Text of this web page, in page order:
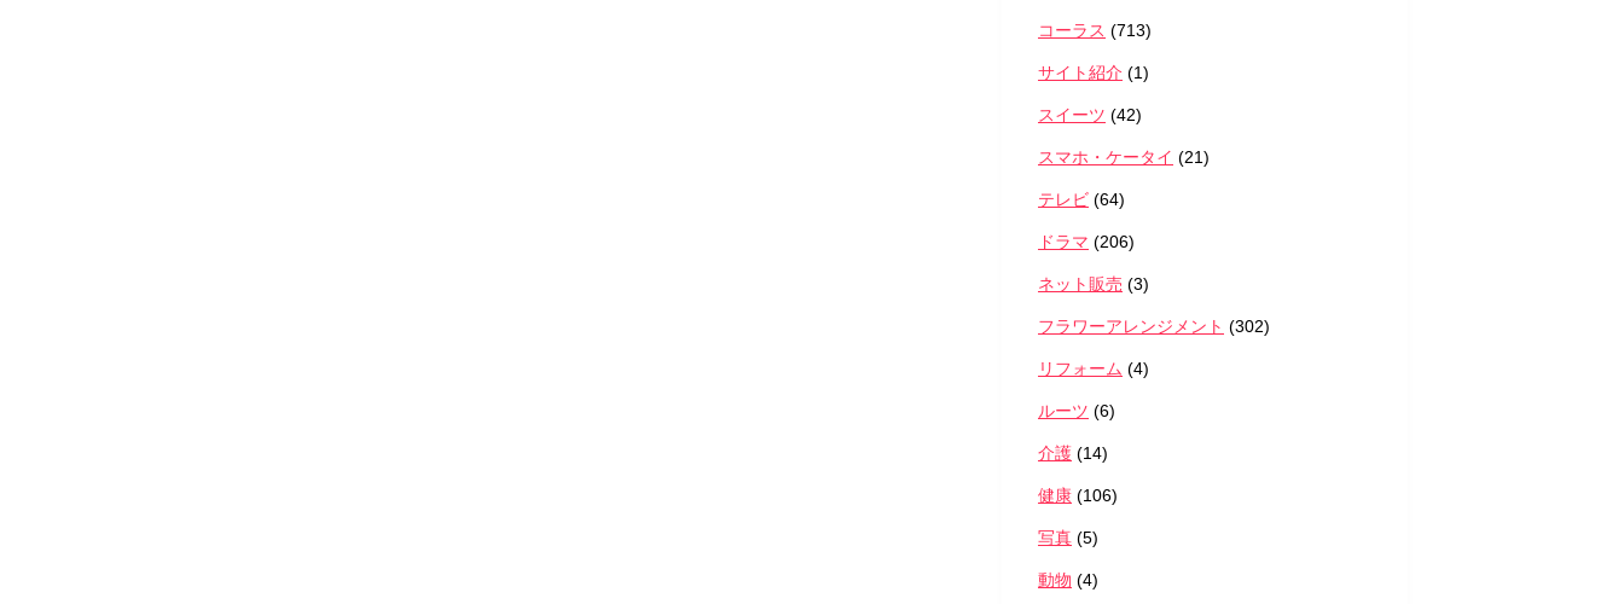
コーラス (713)
サイト紹介 (1)
スイーツ (42)
スマホ・ケータイ (21)
テレビ (64)
ドラマ (206)
ネット販売 (3)
フラワーアレンジメント (302)
リフォーム (4)
ルーツ (6)
介護 (14)
健康 (106)
写真 (5)
動物 (4)